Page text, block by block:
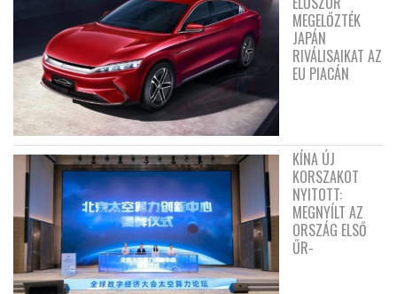
MEGELŐZTÉK
JAPÁN
RIVÁLISAIKAT AZ
EU PIACÁN
KÍNA ÚJ
KORSZAKOT
NYITOTT:
MEGNYÍLT AZ
ORSZÁG ELSŐ
ŰR-